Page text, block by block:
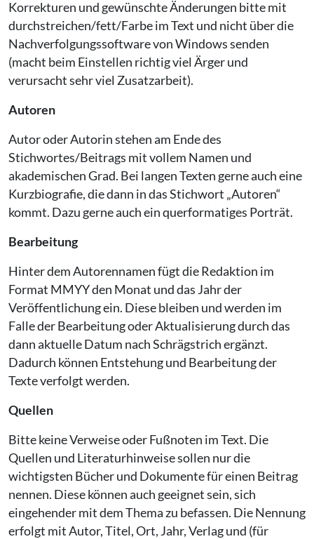
Korrekturen und gewünschte Änderungen bitte mit
durchstreichen/fett/Farbe im Text und nicht über die
Nachverfolgungssoftware von Windows senden
(macht beim Einstellen richtig viel Ärger und
verursacht sehr viel Zusatzarbeit).
Autoren
Autor oder Autorin stehen am Ende des
Stichwortes/Beitrags mit vollem Namen und
akademischen Grad. Bei langen Texten gerne auch eine
Kurzbiografie, die dann in das Stichwort „Autoren“
kommt. Dazu gerne auch ein querformatiges Porträt.
Bearbeitung
Hinter dem Autorennamen fügt die Redaktion im
Format MMYY den Monat und das Jahr der
Veröffentlichung ein. Diese bleiben und werden im
Falle der Bearbeitung oder Aktualisierung durch das
dann aktuelle Datum nach Schrägstrich ergänzt.
Dadurch können Entstehung und Bearbeitung der
Texte verfolgt werden.
Quellen
Bitte keine Verweise oder Fußnoten im Text. Die
Quellen und Literaturhinweise sollen nur die
wichtigsten Bücher und Dokumente für einen Beitrag
nennen. Diese können auch geeignet sein, sich
eingehender mit dem Thema zu befassen. Die Nennung
erfolgt mit Autor, Titel, Ort, Jahr, Verlag und (für